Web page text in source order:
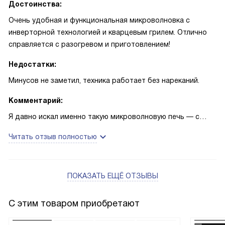
Достоинства:
Очень удобная и функциональная микроволновка с
инверторной технологией и кварцевым грилем. Отлично
справляется с разогревом и приготовлением!
Недостатки:
Минусов не заметил, техника работает без нареканий.
Комментарий:
Я давно искал именно такую микроволновую печь — с
понравилась возможность использовать конвекцию
Несколько раз готовил курицу и овощи — результат
технология, которая обеспечивает плавное
Читать отзыв полностью
ПОКАЗАТЬ ЕЩЁ ОТЗЫВЫ
С этим товаром приобретают